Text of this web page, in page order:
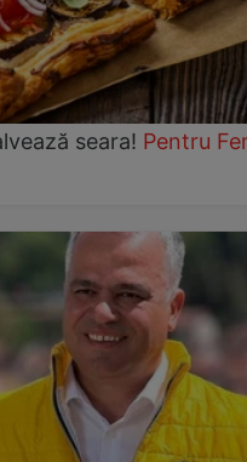
seara! Pentru